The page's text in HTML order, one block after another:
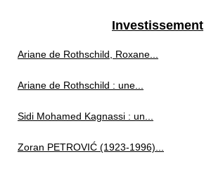
Investissement
Ariane de Rothschild, Roxane...
Ariane de Rothschild : une...
Sidi Mohamed Kagnassi : un...
Zoran PETROVIĆ (1923‑1996)...